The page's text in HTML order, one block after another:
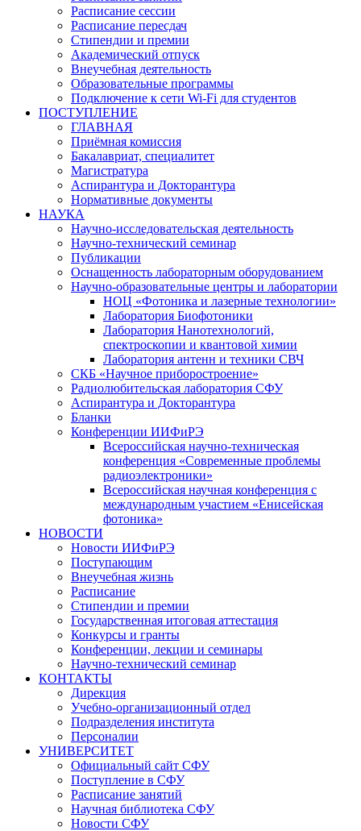
Расписание сессии
Расписание пересдач
Стипендии и премии
Академический отпуск
Внеучебная деятельность
Образовательные программы
Подключение к сети Wi-Fi для студентов
ПОСТУПЛЕНИЕ
ГЛАВНАЯ
Приёмная комиссия
Бакалавриат, специалитет
Магистратура
Аспирантура и Докторантура
Нормативные документы
НАУКА
Научно-исследовательская деятельность
Научно-технический семинар
Публикации
Оснащенность лабораторным оборудованием
Научно-образовательные центры и лаборатории
НОЦ «Фотоника и лазерные технологии»
Лаборатория Биофотоники
Лаборатория Нанотехнологий,
спектроскопии и квантовой химии
Лаборатория антенн и техники СВЧ
СКБ «Научное приборостроение»
Радиолюбительская лаборатория СФУ
Аспирантура и Докторантура
Бланки
Конференции ИИФиРЭ
Всероссийская научно-техническая
конференция «Современные проблемы
радиоэлектроники»
Всероссийская научная конференция с
международным участием «Енисейская
фотоника»
НОВОСТИ
Новости ИИФиРЭ
Поступающим
Внеучебная жизнь
Расписание
Стипендии и премии
Государственная итоговая аттестация
Конкурсы и гранты
Конференции, лекции и семинары
Научно-технический семинар
КОНТАКТЫ
Дирекция
Учебно-организационный отдел
Подразделения института
Персоналии
УНИВЕРСИТЕТ
Официальный сайт СФУ
Поступление в СФУ
Расписание занятий
Научная библиотека СФУ
Новости СФУ